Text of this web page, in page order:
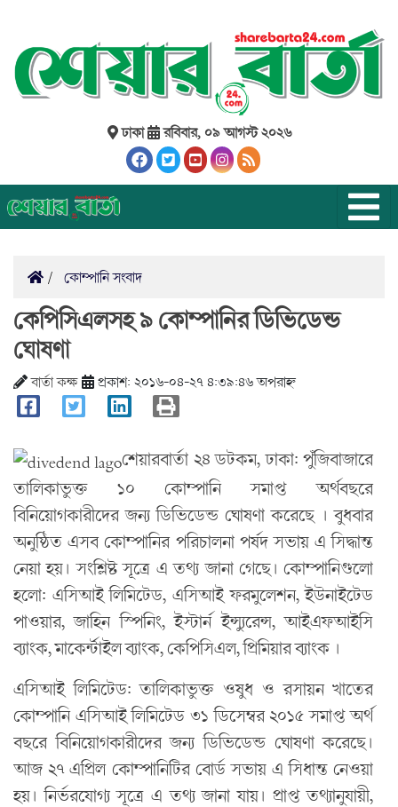
ঢাকা রবিবার, ০৯ আগস্ট ২০২৬
কোম্পানি সংবাদ
কেপিসিএলসহ ৯ কোম্পানির ডিভিডেন্ড
ঘোষণা
বার্তা কক্ষ প্রকাশ: ২০১৬-০৪-২৭ ৪:৩৯:৪৬ অপরাহ্ন
শেয়ারবার্তা ২৪ ডটকম, ঢাকা: পুঁজিবাজারে
তালিকাভুক্ত ১০ কোম্পানি সমাপ্ত অর্থবছরে
বিনিয়োগকারীদের জন্য ডিভিডেন্ড ঘোষণা করেছে । বুধবার
অনুষ্ঠিত এসব কোম্পানির পরিচালনা পর্ষদ সভায় এ সিদ্ধান্ত
নেয়া হয়। সংশ্লিষ্ট সূত্রে এ তথ্য জানা গেছে। কোম্পানিগুলো
হলো: এসিআই লিমিটেড, এসিআই ফরমুলেশন, ইউনাইটেড
পাওয়ার, জাহিন স্পিনিং, ইস্টার্ন ইন্স্যুরেন্স, আইএফআইসি
ব্যাংক, মাকের্ন্টাইল ব্যাংক, কেপিসিএল, প্রিমিয়ার ব্যাংক ।
এসিআই লিমিটেড: তালিকাভুক্ত ওষুধ ও রসায়ন খাতের
কোম্পানি এসিআই লিমিটেড ৩১ ডিসেম্বর ২০১৫ সমাপ্ত অর্থ
বছরে বিনিয়োগকারীদের জন্য ডিভিডেন্ড ঘোষণা করেছে।
আজ ২৭ এপ্রিল কোম্পানিটির বোর্ড সভায় এ সিধান্ত নেওয়া
হয়। নির্ভরযোগ্য সূত্রে এ তথ্য জানা যায়। প্রাপ্ত তথ্যানুযায়ী,